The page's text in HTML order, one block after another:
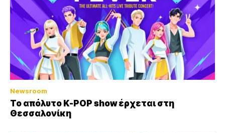
Newsroom
Το απόλυτο K-POP show έρχεται στη
Θεσσαλονίκη